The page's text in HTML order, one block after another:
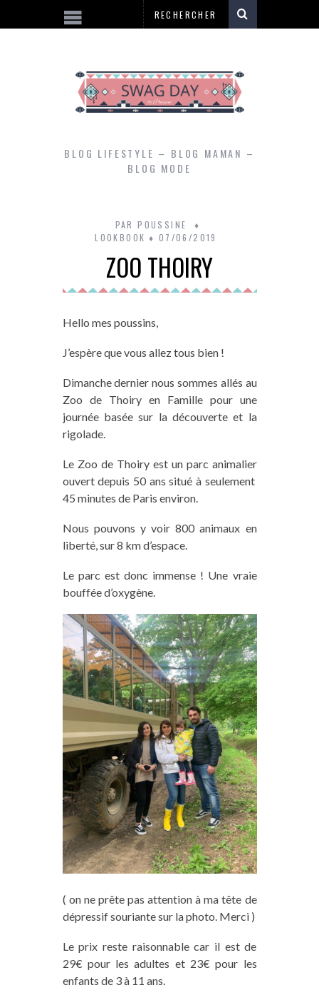
BLOG LIFESTYLE – BLOG MAMAN –
BLOG MODE
PAR POUSSINE
LOOKBOOK
07/06/2019
ZOO THOIRY
Hello mes poussins,
J’espère que vous allez tous bien !
Dimanche dernier nous sommes allés au
Zoo de Thoiry en Famille pour une
journée basée sur la découverte et la
rigolade.
Le Zoo de Thoiry est un parc animalier
ouvert depuis 50 ans situé à seulement
45 minutes de Paris environ.
Nous pouvons y voir 800 animaux en
liberté, sur 8 km d’espace.
Le parc est donc immense ! Une vraie
bouffée d’oxygène.
( on ne prête pas attention à ma tête de
dépressif souriante sur la photo. Merci )
Le prix reste raisonnable car il est de
29€ pour les adultes et 23€ pour les
enfants de 3 à 11 ans.